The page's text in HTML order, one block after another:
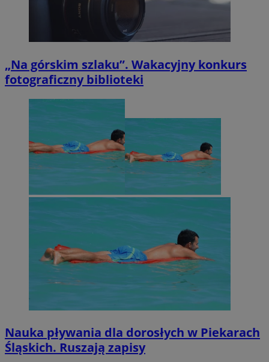
„Na górskim szlaku”. Wakacyjny konkurs
fotograficzny biblioteki
Nauka pływania dla dorosłych w Piekarach
Śląskich. Ruszają zapisy